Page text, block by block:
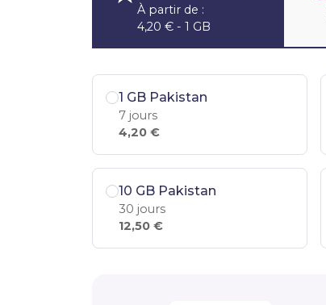
À partir de :
4,20 € - 1 GB
1 GB Pakistan
7 jours
4,20 €
10 GB Pakistan
30 jours
12,50 €